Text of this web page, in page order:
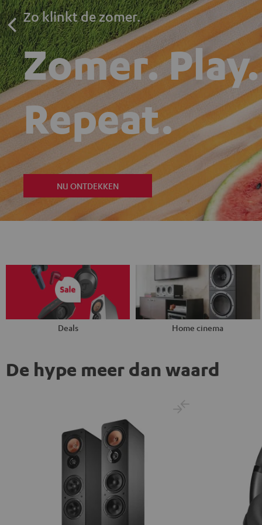
Zo klinkt de zomer.
Zomer. Play.
Repeat.
NU ONTDEKKEN
Deals Home cinema
De hype meer dan waard